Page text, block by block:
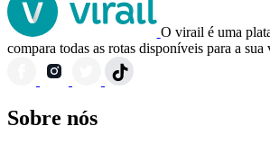
O virail é uma
compara todas as rotas disponíveis para a sua
Sobre nós